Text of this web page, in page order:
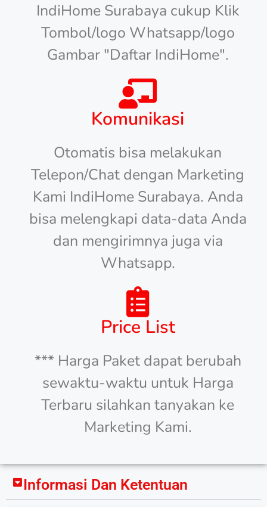
IndiHome Surabaya cukup Klik
Tombol/logo Whatsapp/logo
Gambar "Daftar IndiHome".
Komunikasi
Otomatis bisa melakukan
Telepon/Chat dengan Marketing
Kami IndiHome Surabaya. Anda
bisa melengkapi data-data Anda
dan mengirimnya juga via
Whatsapp.
Price List
*** Harga Paket dapat berubah
sewaktu-waktu untuk Harga
Terbaru silahkan tanyakan ke
Marketing Kami.
Informasi Dan Ketentuan